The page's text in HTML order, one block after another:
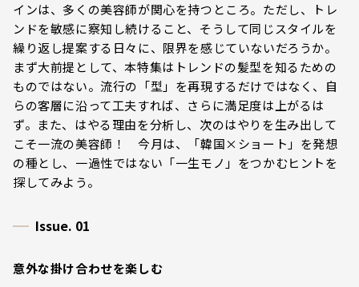
インは、多くの美容師が関心を持つところ。ただし、トレ
ンドを敏感に察知し続けること、そうして同じスタイルを
繰り返し提案する日々に、限界を感じていないだろうか。
まず大前提として、本特集はトレンドの髪型を知るための
ものではない。流行の「型」を再現するだけではなく、自
らの客層に沿って工夫すれば、さらに満足度は上がるは
ず。また、はやる理由を分析し、次のはやりを生み出して
こそ一流の美容師！ 今月は、「韓国×ショート」を発想
の種とし、一過性ではない「一生モノ」をつかむヒントを
探してみよう。
Issue. 01
意外な掛け合わせを楽しむ